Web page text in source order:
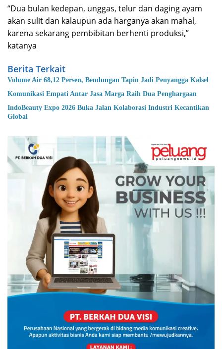
“Dua bulan kedepan, unggas, telur dan daging ayam
akan sulit dan kalaupun ada harganya akan mahal,
karena sekarang pembibitan berhenti produksi,”
katanya
Berita Terkait
Volume Air 68,12 Persen, Bendungan Tapin Jadi Penyangga Kalsel
Komunikasi Empati Antar Jasa Marga Raih Dua Penghargaan
IndoBeauty Expo 2026 Buka Jalan Kolaborasi Industri Kecantikan
Global